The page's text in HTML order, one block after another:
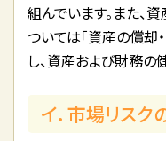
組んでいます。また、
ついては「資産の償却
し、資産および財務の
イ．市場リスク